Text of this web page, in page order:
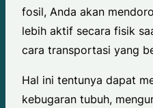
fosil, Anda akan
lebih aktif secara fisik
cara transportasi yang
Hal ini tentunya dapat
kebugaran tubuh,